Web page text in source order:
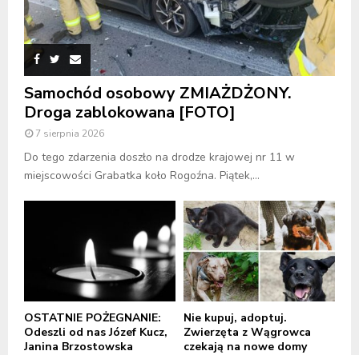
Samochód osobowy ZMIAŻDŻONY.
Droga zablokowana [FOTO]
7 sierpnia 2026
Do tego zdarzenia doszło na drodze krajowej nr 11 w
miejscowości Grabatka koło Rogoźna. Piątek,...
OSTATNIE POŻEGNANIE:
Odeszli od nas Józef Kucz,
Janina Brzostowska
Nie kupuj, adoptuj.
Zwierzęta z Wągrowca
czekają na nowe domy